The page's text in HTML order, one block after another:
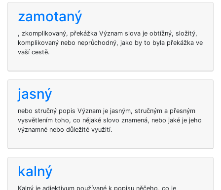
zamotaný
, zkomplikovaný, překážka Význam slova je obtížný, složitý,
komplikovaný nebo neprůchodný, jako by to byla překážka ve
vaší cestě.
jasný
nebo stručný popis Význam je jasným, stručným a přesným
vysvětlením toho, co nějaké slovo znamená, nebo jaké je jeho
významné nebo důležité využití.
kalný
Kalný je adjektivum používané k popisu něčeho, co je